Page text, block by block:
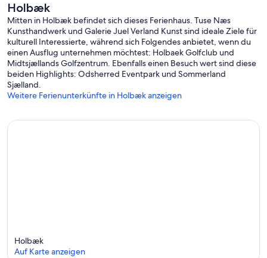
Holbæk
Mitten in Holbæk befindet sich dieses Ferienhaus. Tuse Næs
Kunsthandwerk und Galerie Juel Verland Kunst sind ideale Ziele für
kulturell Interessierte, während sich Folgendes anbietet, wenn du
einen Ausflug unternehmen möchtest: Holbaek Golfclub und
Midtsjællands Golfzentrum. Ebenfalls einen Besuch wert sind diese
beiden Highlights: Odsherred Eventpark und Sommerland
Sjælland.
Weitere Ferienunterkünfte in Holbæk anzeigen
Holbæk
Auf Karte anzeigen